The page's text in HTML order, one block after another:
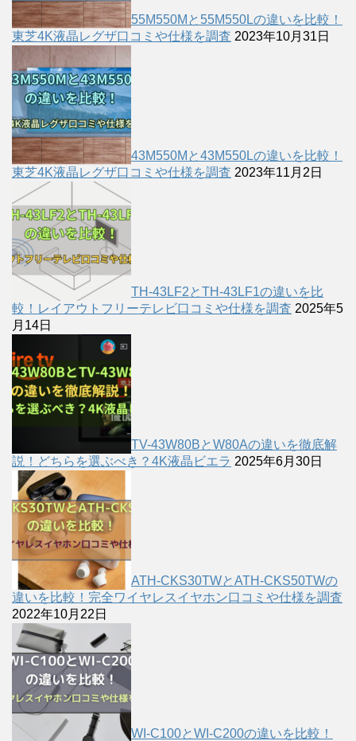
55M550Mと55M550Lの違いを比較！
東芝4K液晶レグザ口コミや仕様を調査 2023年10月31日
43M550Mと43M550Lの違いを比較！
東芝4K液晶レグザ口コミや仕様を調査 2023年11月2日
TH-43LF2とTH-43LF1の違いを比
較！レイアウトフリーテレビ口コミや仕様を調査 2025年5
月14日
TV-43W80BとW80Aの違いを徹底解
説！どちらを選ぶべき？4K液晶ビエラ 2025年6月30日
ATH-CKS30TWとATH-CKS50TWの
違いを比較！完全ワイヤレスイヤホン口コミや仕様を調査
2022年10月22日
WI-C100とWI-C200の違いを比較！